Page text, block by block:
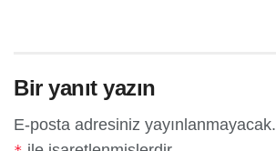
Bir yanıt yazın
E-posta adresiniz yayınlanmayacak.